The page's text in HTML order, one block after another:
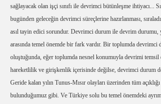
sağlayacak olan işçi sınıfı ile devrimci bütünleşme ihtiyacı...
bugünden geleceğin devrimci süreçlerine hazırlanması,
asıl tayin edici sorundur. Devrimci durum ile devrim
arasında temel önemde bir fark vardır. Bir toplumda
oluştuğunda, eğer toplumda nesnel konumuyla devrimi temsil
hareketlilik ve girişkenlik içerisinde değilse, devrimci durum
Geride kalan yılın Tunus-Mısır olayları üzerinden tüm
bulunduğumuz gibi. Ve Türkiye solu bu temel önemdeki